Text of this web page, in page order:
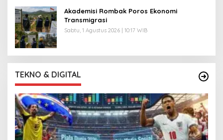
Akademisi Rombak Poros Ekonomi
Transmigrasi
Sabtu, 1 Agustus 2026 | 10:17 WIB
TEKNO & DIGITAL